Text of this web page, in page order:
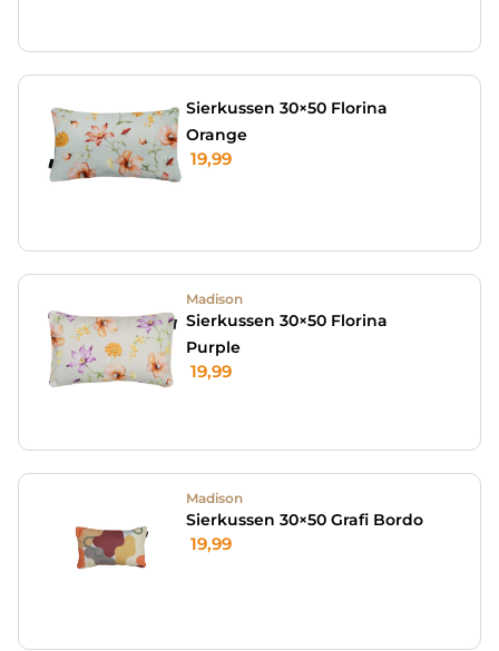
Sierkussen 30×50 Florina
Orange
19,99
Madison
Sierkussen 30×50 Florina
Purple
19,99
Madison
Sierkussen 30×50 Grafi Bordo
19,99